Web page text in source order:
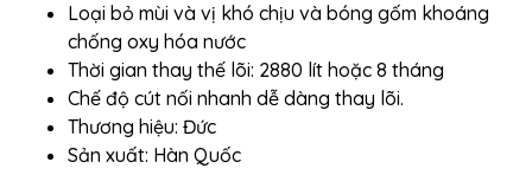
Loại bỏ mùi và vị khó chịu và bóng gốm khoáng
chống oxy hóa nước
Thời gian thay thế lõi: 2880 lít hoặc 8 tháng
Chế độ cút nối nhanh dễ dàng thay lõi.
Thương hiệu: Đức
Sản xuất: Hàn Quốc